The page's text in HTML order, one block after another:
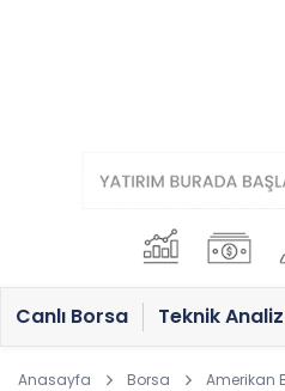
Canlı Borsa Teknik Analiz
Anasayfa Borsa Amerikan